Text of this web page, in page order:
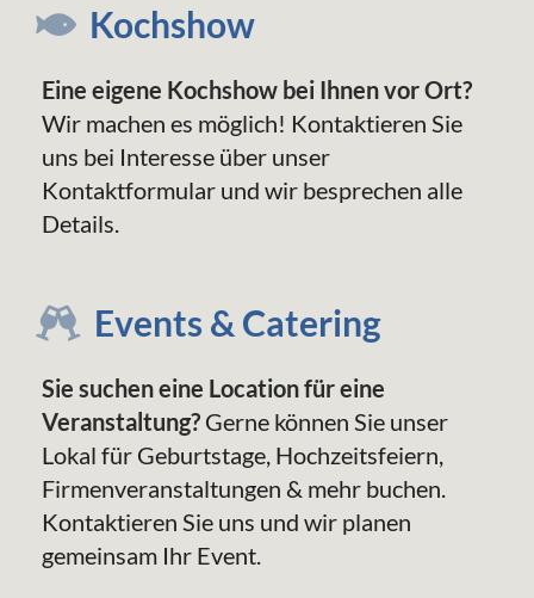
Kochshow
Eine eigene Kochshow bei Ihnen vor Ort?
Wir machen es möglich! Kontaktieren Sie
uns bei Interesse über unser
Kontaktformular und wir besprechen alle
Details.
Events & Catering
Sie suchen eine Location für eine
Veranstaltung? Gerne können Sie unser
Lokal für Geburtstage, Hochzeitsfeiern,
Firmenveranstaltungen & mehr buchen.
Kontaktieren Sie uns und wir planen
gemeinsam Ihr Event.